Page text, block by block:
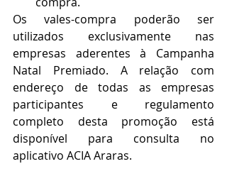
Os vales-compra poderão ser
utilizados exclusivamente nas
empresas aderentes à Campanha
Natal Premiado. A relação com
endereço de todas as empresas
participantes e regulamento
completo desta promoção está
disponível para consulta no
aplicativo ACIA Araras.